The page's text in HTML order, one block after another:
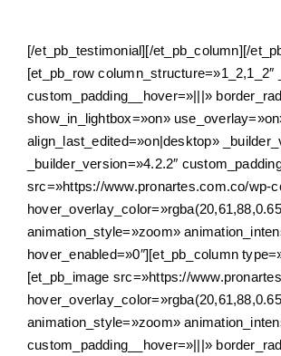
[/et_pb_testimonial][/et_pb_column][/
[et_pb_row
custom_padding__hover=»|||»
show_in_lightbox=»on»
align_last_edited=»on|desktop»
_builder_version=»4.2.2″
src=»https://www.pronartes.com.co/wp-
animation_style=»zoom»
hover_enabled=»0″][et_pb_column
[et_pb_image src=»https://
animation_style=»zoom»
custom_padding__hover=»|||»